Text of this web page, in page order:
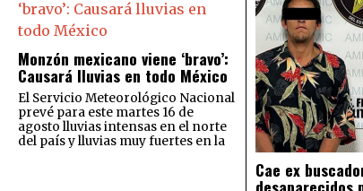
Monzón mexicano viene ‘bravo’:
Causará lluvias en todo México
El Servicio Meteorológico Nacional
prevé para este martes 16 de
agosto lluvias intensas en el norte
del país y lluvias muy fuertes en la
Cae ex
desaparecidos